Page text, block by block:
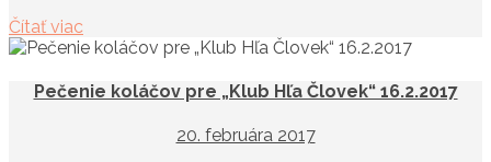
Čítať viac
Pečenie koláčov pre „Klub Hľa Človek“ 16.2.2017
20. februára 2017